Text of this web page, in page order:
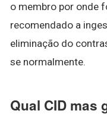
o membro por onde
recomendado a
eliminação do
se normalmente.
Qual CID mas